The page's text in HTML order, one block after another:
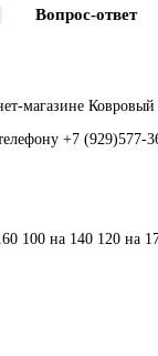
Вопрос-ответ
магазине
+7
100 на 140 120 на